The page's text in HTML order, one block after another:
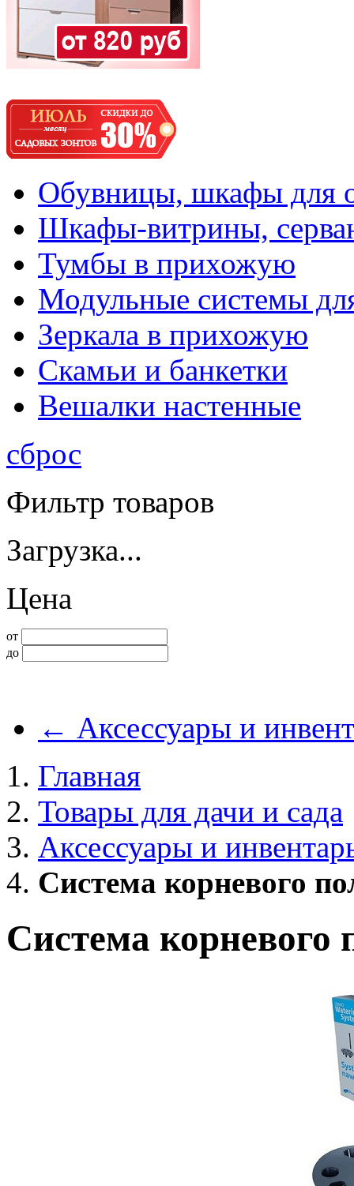
Обувницы, шкафы для
Шкафы-витрины,
Тумбы в прихожую
Модульные системы
Зеркала в прихожую
Скамьи и банкетки
Вешалки настенные
сброс
Фильтр товаров
Загрузка...
Цена
от
до
← Аксессуары и
Главная
Товары для дачи и сада
Аксессуары и
Система корневого
Система